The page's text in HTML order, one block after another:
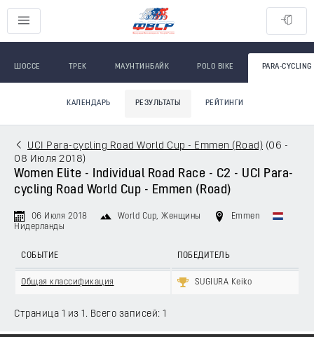
ШОССЕ ТРЕК МАУНТИНБАЙК POLO BIKE PARA-CYCLING
КАЛЕНДАРЬ РЕЗУЛЬТАТЫ РЕЙТИНГИ
UCI Para-cycling Road World Cup - Emmen (Road) (06 -
08 Июля 2018)
Women Elite - Individual Road Race - C2 - UCI Para-
cycling Road World Cup - Emmen (Road)
06 Июля 2018 World Cup, Женщины
Emmen
Нидерланды
СОБЫТИЕ ПОБЕДИТЕЛЬ
Общая классификация SUGIURA Keiko
Страница 1 из 1. Всего записей: 1